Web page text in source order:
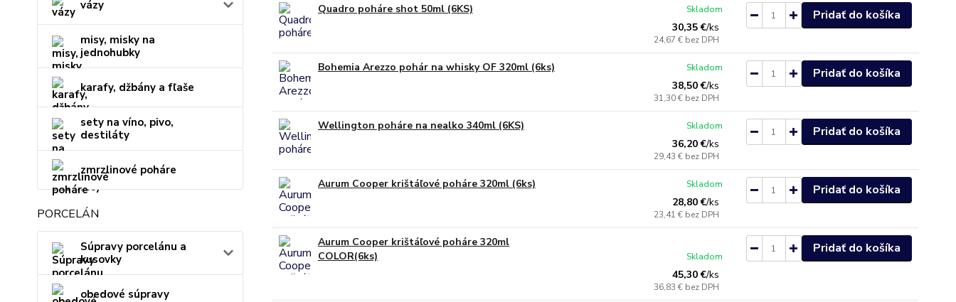
vázy
misy, misky na
jednohubky
karafy, džbány a fľaše
sety na víno, pivo,
destiláty
zmrzlinové poháre
PORCELÁN
Súpravy porcelánu a
kusovky
obedové súpravy
Quadro poháre shot 50ml (6KS)
30,35 €/ks
24,67 € bez DPH
Skladom Pridať do košíka
Bohemia Arezzo pohár na whisky OF 320ml (6ks)
38,50 €/ks
31,30 € bez DPH
Skladom Pridať do košíka
Wellington poháre na nealko 340ml (6KS)
36,20 €/ks
29,43 € bez DPH
Skladom Pridať do košíka
Aurum Cooper krištáľové poháre 320ml (6ks)
28,80 €/ks
23,41 € bez DPH
Skladom Pridať do košíka
Aurum Cooper krištáľové poháre 320ml
COLOR(6ks)
45,30 €/ks
36,83 € bez DPH
Skladom
Pridať do košíka